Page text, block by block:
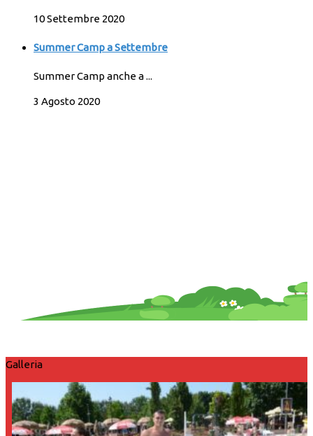
10 Settembre 2020
Summer Camp a Settembre
Summer Camp anche a ...
3 Agosto 2020
Galleria